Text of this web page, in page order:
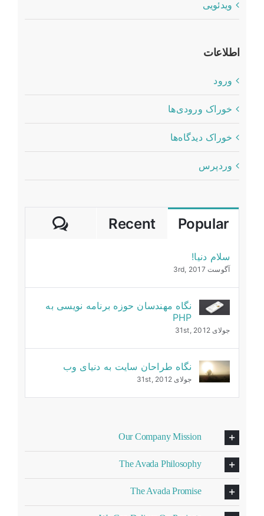
ویدئویی
اطلاعات
ورود
خوراک ورودی‌ها
خوراک دیدگاه‌ها
وردپرس
Popular
Recent
سلام دنیا!
آگوست 3rd, 2017
نگاه مهندسان حوزه برنامه نویسی به
PHP
جولای 31st, 2012
نگاه طراحان سایت به دنیای وب
جولای 31st, 2012
Our Company Mission
The Avada Philosophy